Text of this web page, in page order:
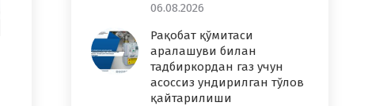
06.08.2026
Рақобат қўмитаси
аралашуви билан
тадбиркордан газ учун
асоссиз ундирилган тўлов
қайтарилиши